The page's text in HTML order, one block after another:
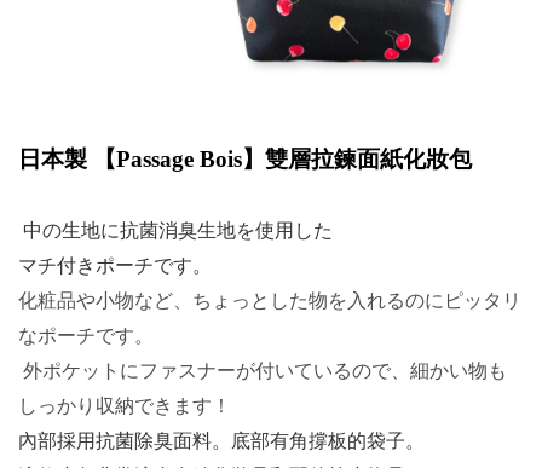
日本製 【Passage Bois】雙層拉鍊面紙化妝包
中の生地に抗菌消臭生地を使用した
マチ付きポーチです。
化粧品や小物など、ちょっとした物を入れるのにピッタリ
なポーチです。
外ポケットにファスナーが付いているので、細かい物も
しっかり収納できます！
內部採用抗菌除臭面料。底部有角撐板的袋子。